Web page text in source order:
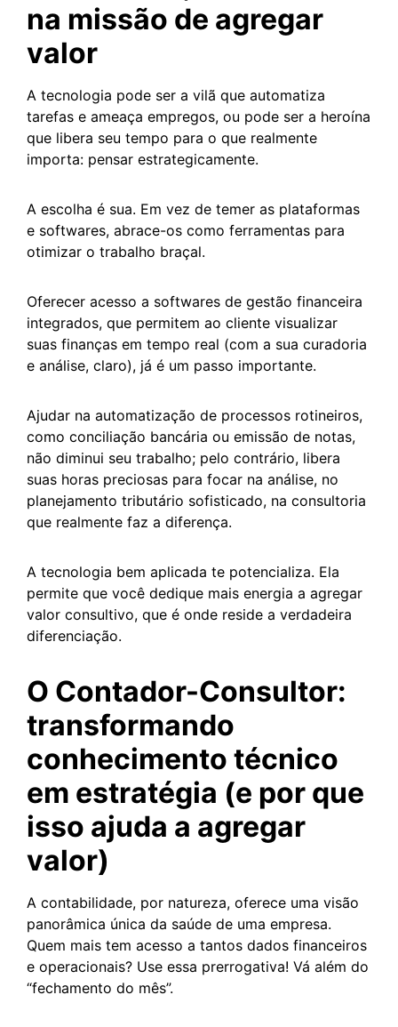
na missão de agregar
valor
A tecnologia pode ser a vilã que automatiza
tarefas e ameaça empregos, ou pode ser a heroína
que libera seu tempo para o que realmente
importa: pensar estrategicamente.
A escolha é sua. Em vez de temer as plataformas
e softwares, abrace-os como ferramentas para
otimizar o trabalho braçal.
Oferecer acesso a softwares de gestão financeira
integrados, que permitem ao cliente visualizar
suas finanças em tempo real (com a sua curadoria
e análise, claro), já é um passo importante.
Ajudar na automatização de processos rotineiros,
como conciliação bancária ou emissão de notas,
não diminui seu trabalho; pelo contrário, libera
suas horas preciosas para focar na análise, no
planejamento tributário sofisticado, na consultoria
que realmente faz a diferença.
A tecnologia bem aplicada te potencializa. Ela
permite que você dedique mais energia a agregar
valor consultivo, que é onde reside a verdadeira
diferenciação.
O Contador-Consultor:
transformando
conhecimento técnico
em estratégia (e por que
isso ajuda a agregar
valor)
A contabilidade, por natureza, oferece uma visão
panorâmica única da saúde de uma empresa.
Quem mais tem acesso a tantos dados financeiros
e operacionais? Use essa prerrogativa! Vá além do
“fechamento do mês”.